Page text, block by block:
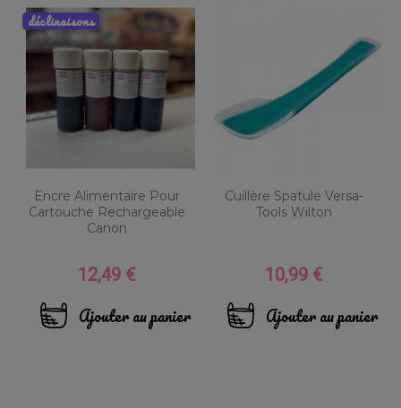
Encre Alimentaire Pour
Cartouche Rechargeable
Canon
Prix
12,49 €
Ajouter au panier
déclinaisons
Cuillère Spatule Versa-
Tools Wilton
Prix
10,99 €
Ajouter au panier